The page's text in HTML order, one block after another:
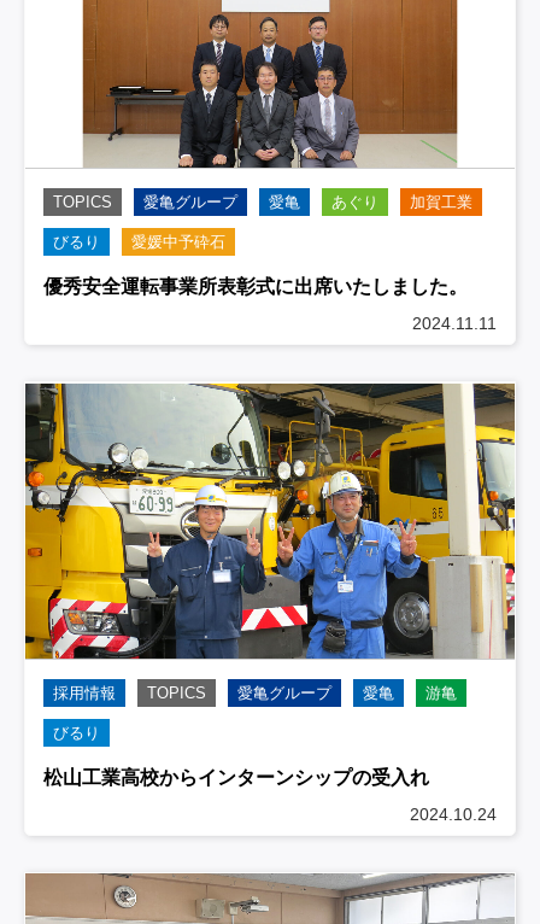
TOPICS 愛亀グループ 愛亀 あぐり 加賀工業
びるり 愛媛中予砕石
優秀安全運転事業所表彰式に出席いたしました。
2024.11.11
採用情報 TOPICS 愛亀グループ 愛亀 游亀
びるり
松山工業高校からインターンシップの受入れ
2024.10.24